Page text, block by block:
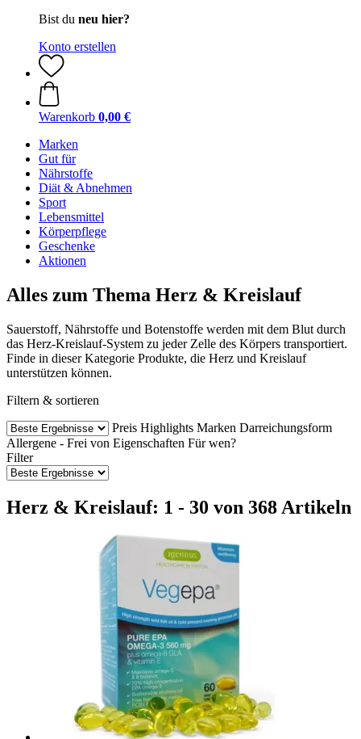
Bist du neu hier?
Konto erstellen
Warenkorb 0,00 €
Marken
Gut für
Nährstoffe
Diät & Abnehmen
Sport
Lebensmittel
Körperpflege
Geschenke
Aktionen
Alles zum Thema Herz & Kreislauf
Sauerstoff, Nährstoffe und Botenstoffe werden mit dem Blut durch
das Herz-Kreislauf-System zu jeder Zelle des Körpers transportiert.
Finde in dieser Kategorie Produkte, die Herz und Kreislauf
unterstützen können.
Filtern & sortieren
Preis Highlights Marken Darreichungsform
Allergene - Frei von Eigenschaften Für wen?
Filter
Herz & Kreislauf: 1 - 30 von 368 Artikeln